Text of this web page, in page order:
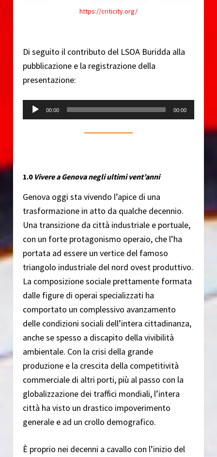
https://criticity.org/
Di seguito il contributo del LSOA Buridda alla
pubblicazione e la registrazione della
presentazione:
Audio Player
00:00 00:00
1.0 Vivere a Genova negli ultimi vent’anni
Genova oggi sta vivendo l’apice di una
trasformazione in atto da qualche decennio.
Una transizione da città industriale e portuale,
con un forte protagonismo operaio, che l’ha
portata ad essere un vertice del famoso
triangolo industriale del nord ovest produttivo.
La composizione sociale prettamente formata
dalle figure di operai specializzati ha
comportato un complessivo avanzamento
delle condizioni sociali dell’intera cittadinanza,
anche se spesso a discapito della vivibilità
ambientale. Con la crisi della grande
produzione e la crescita della competitività
commerciale di altri porti, più al passo con la
globalizzazione dei traffici mondiali, l’intera
città ha visto un drastico impoverimento
generale e ad un crollo demografico.
È proprio nei decenni a cavallo con l’inizio del